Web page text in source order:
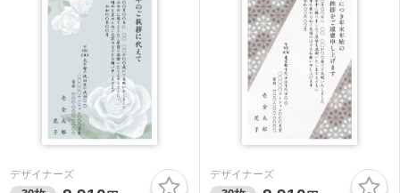
デザイナーズ デザイナーズ